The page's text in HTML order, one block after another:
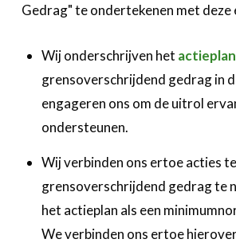
Gedrag" te ondertekenen met deze
Wij onderschrijven het actieplan
grensoverschrijdend gedrag in
engageren ons om de uitrol
ondersteunen.
Wij verbinden ons ertoe acties
grensoverschrijdend gedrag te
het actieplan als een
We verbinden ons ertoe